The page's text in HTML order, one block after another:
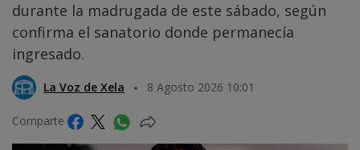
durante la madrugada de este sábado, según
confirma el sanatorio donde permanecía
ingresado.
La Voz de Xela 8 Agosto 2026 10:01
Comparte